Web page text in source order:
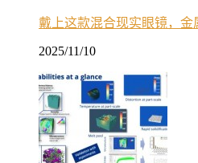
戴上这款混合现实眼镜，金
2025/11/10